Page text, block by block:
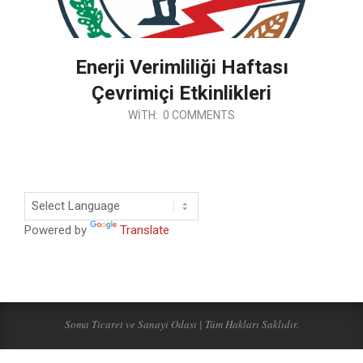
Enerji Verimliliği Haftası
Çevrimiçi Etkinlikleri
WITH: 0 COMMENTS
Powered by Translate
Soma Ticaret ve Sanayi Odası | Tüm Hakları Saklıdır.